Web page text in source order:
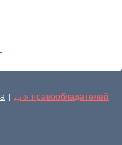
| для правообладателей |